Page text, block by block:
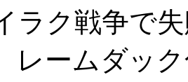
ク戦争で失
レームダッ